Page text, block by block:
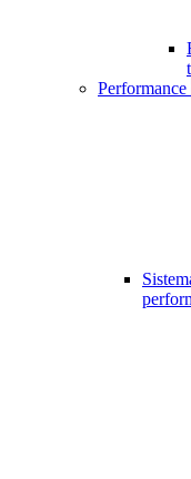
Performance